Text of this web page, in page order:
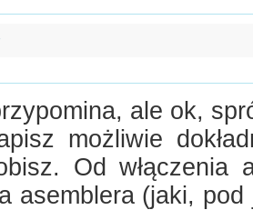
ale ok,
możliwie
Od
asemblera (jaki,